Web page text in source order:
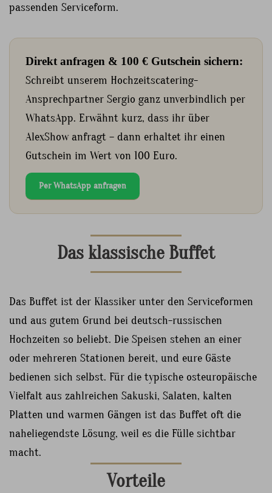
passenden Serviceform.
Direkt anfragen & 100 € Gutschein sichern:
Schreibt unserem Hochzeitscatering-
Ansprechpartner Sergio ganz unverbindlich per
WhatsApp. Erwähnt kurz, dass ihr über
AlexShow anfragt – dann erhaltet ihr einen
Gutschein im Wert von 100 Euro.
Per WhatsApp anfragen
Das klassische Buffet
Das Buffet ist der Klassiker unter den Serviceformen
und aus gutem Grund bei deutsch-russischen
Hochzeiten so beliebt. Die Speisen stehen an einer
oder mehreren Stationen bereit, und eure Gäste
bedienen sich selbst. Für die typische osteuropäische
Vielfalt aus zahlreichen Sakuski, Salaten, kalten
Platten und warmen Gängen ist das Buffet oft die
naheliegendste Lösung, weil es die Fülle sichtbar
macht.
Vorteile